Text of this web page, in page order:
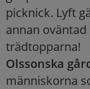
picknick. Lyft
annan
trädtopparna!
Olssonska
människorna